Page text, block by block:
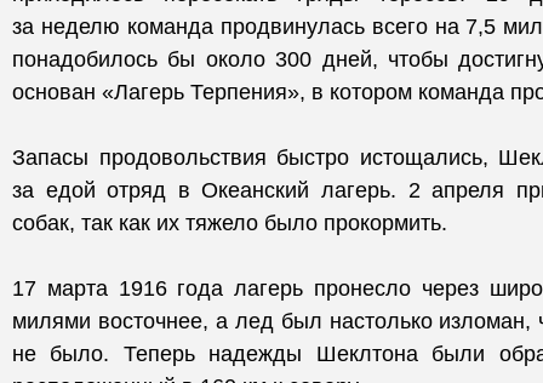
за неделю команда продвинулась всего на 7,5
понадобилось бы около 300 дней, чтобы
основан «Лагерь Терпения», в котором команда
Запасы продовольствия быстро истощались,
за едой отряд в Океанский лагерь. 2 апреля
собак, так как их тяжело было прокормить.
17 марта 1916 года лагерь пронесло через
милями восточнее, а лед был настолько
не было. Теперь надежды Шеклтона были